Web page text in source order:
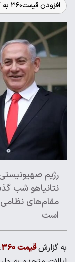
افزودن قیمت۳۶۰ به گوگل
رژیم صهیونیستی
نتانیاهو شب
مقام‌های
است
به گزارشقیمت ۳۶۰